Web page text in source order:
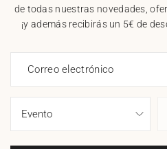
de todas nuestras novedades,
¡y además recibirás un 5€ de
Correo electrónico